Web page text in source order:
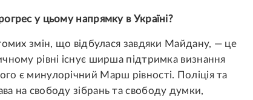
у цьому напрямку в Україні?
змін, що відбулася завдяки Майдану, — це
рівні існує ширша підтримка визнання
є минулорічний Марш рівності. Поліція та
на свободу зібрань та свободу думки,